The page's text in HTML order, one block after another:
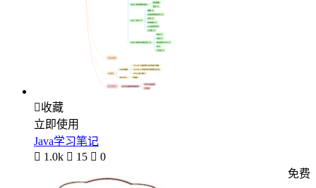
收藏
立即使用
Java学习笔记
 1.0k  15  0
免费